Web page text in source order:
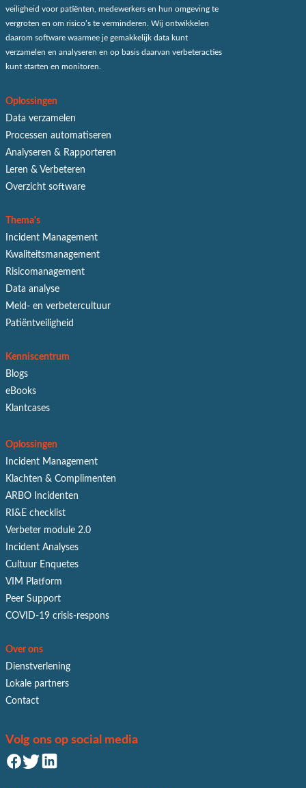
veiligheid voor patiënten, medewerkers en hun omgeving te
vergroten en om risico’s te verminderen. Wij ontwikkelen
daarom software waarmee je gemakkelijk data kunt
verzamelen en analyseren en op basis daarvan verbeteracties
kunt starten en monitoren.
Oplossingen
Data verzamelen
Processen automatiseren
Analyseren & Rapporteren
Leren & Verbeteren
Overzicht software
Thema's
Incident Management
Kwaliteitsmanagement
Risicomanagement
Data analyse
Meld- en verbetercultuur
Patiëntveiligheid
Kenniscentrum
Blogs
eBooks
Klantcases
Oplossingen
Incident Management
Klachten & Complimenten
ARBO Incidenten
RI&E checklist
Verbeter module 2.0
Incident Analyses
Cultuur Enquetes
VIM Platform
Peer Support
COVID-19 crisis-respons
Over ons
Dienstverlening
Lokale partners
Contact
Volg ons op social media